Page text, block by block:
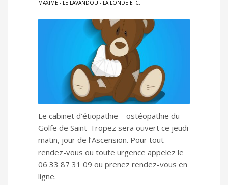
MAXIME - LE LAVANDOU - LA LONDE ETC.
Le cabinet d’étiopathie – ostéopathie du
Golfe de Saint-Tropez sera ouvert ce jeudi
matin, jour de l’Ascension. Pour tout
rendez-vous ou toute urgence appelez le
06 33 87 31 09 ou prenez rendez-vous en
ligne.